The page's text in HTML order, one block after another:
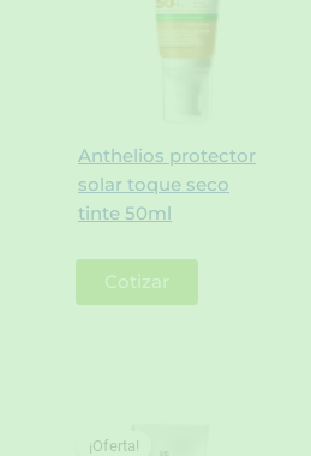
Anthelios protector
solar toque seco
tinte 50ml
Cotizar
¡Oferta!